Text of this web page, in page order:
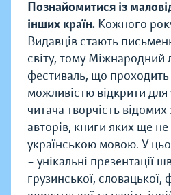
Познайомитися із
інших країн. Кожного
Видавців стають
світу, тому Міжнародний
фестиваль, що
можливістю відкрити для
читача творчість
авторів, книги яких ще не
українською мовою. У
– унікальні презентації
грузинської, словацької,